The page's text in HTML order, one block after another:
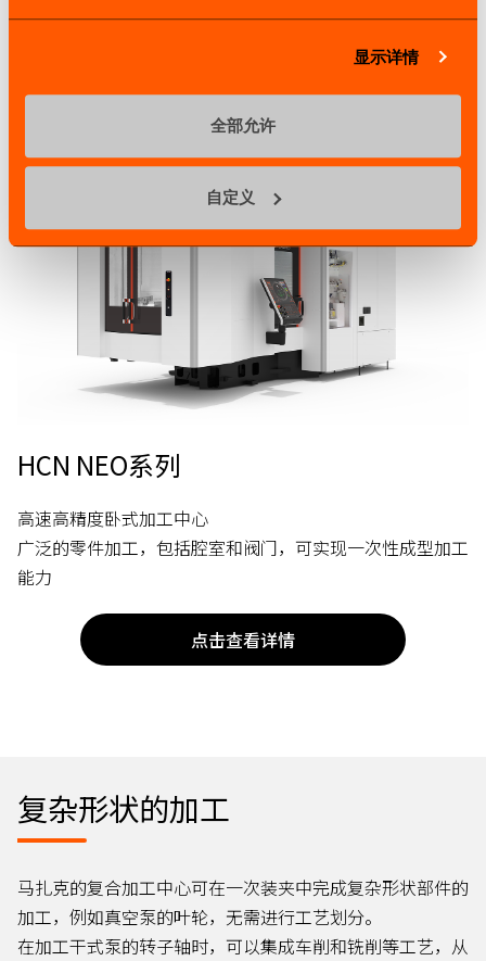
显示详情
全部允许
自定义
HCN NEO系列
高速高精度卧式加工中心
广泛的零件加工，包括腔室和阀门，可实现一次性成型加工
能力
点击查看详情
复杂形状的加工
马扎克的复合加工中心可在一次装夹中完成复杂形状部件的
加工，例如真空泵的叶轮，无需进行工艺划分。
在加工干式泵的转子轴时，可以集成车削和铣削等工艺，从